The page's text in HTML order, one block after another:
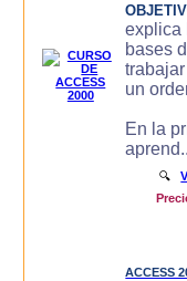
explica
bases
un
En la
🔍
ACCESS